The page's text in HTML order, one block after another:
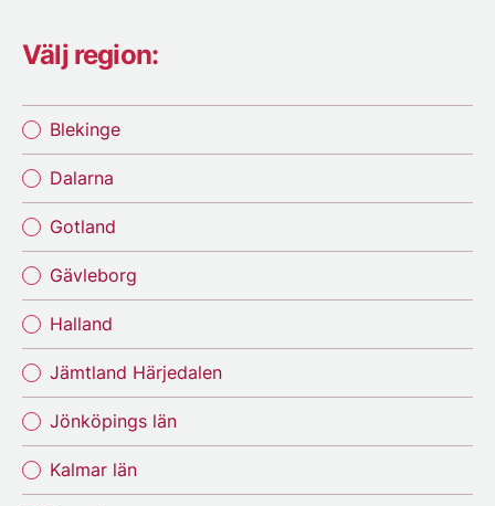
Välj region:
Blekinge
Dalarna
Gotland
Gävleborg
Halland
Jämtland Härjedalen
Jönköpings län
Kalmar län